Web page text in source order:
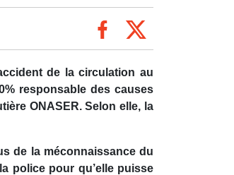
de la circulation au
responsable des causes
ONASER. Selon elle, la
de la méconnaissance du
police pour qu’elle puisse